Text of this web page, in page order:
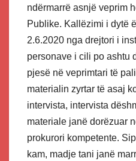
ndërmarrë asnjë veprim
Publike. Kallëzimi i dytë
2.6.2020 nga drejtori i
personave i cili po ashtu
pjesë në veprimtari të
materialin zyrtar të asaj
intervista, intervista
materiale janë dorëzuar
prokurori kompetente.
kam, madje tani janë